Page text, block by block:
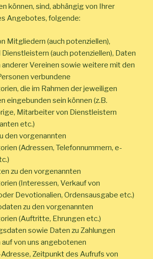
können, sind, abhängig von Ihrer
Angebotes, folgende:
Mitgliedern (auch potenziellen),
(auch potenziellen), Daten
Vereinen sowie weitere mit den
verbundene
die im Rahmen der jeweiligen
eingebunden sein können (z.B.
Mitarbeiter von Dienstleistern
etc.)
den vorgenannten
(Adressen, Telefonnummern, e-
zu den vorgenannten
(Interessen, Verkauf von
Devotionalien, Ordensausgabe etc.)
zu den vorgenannten
(Auftritte, Ehrungen etc.)
sowie Daten zu Zahlungen
von uns angebotenen
Zeitpunkt des Aufrufs von